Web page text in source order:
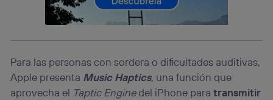
Para las personas con sordera o dificultades auditivas,
Apple presenta Music Haptics, una función que
aprovecha el Taptic Enginedel iPhone paratransmitir
Este identificador se asigna a la conexión de internet, por
lo que cualquier persona que conecte su dispositivo y
identificador. Típicamente:
Si utilizas una conexión de banda ancha (p. ej., Wi-Fi),
el marketing o análisis se realizará en función de las
actividades de navegación de los miembros del hogar
que hayan dado su consentimiento.